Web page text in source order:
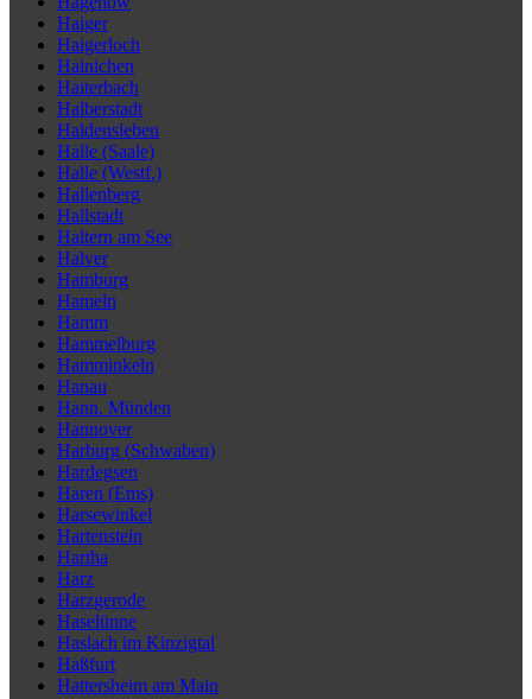
Haiger
Haigerloch
Hainichen
Haiterbach
Halberstadt
Haldensleben
Halle (Saale)
Halle (Westf.)
Hallenberg
Hallstadt
Haltern am See
Halver
Hamburg
Hameln
Hamm
Hammelburg
Hamminkeln
Hanau
Hann. Münden
Hannover
Harburg (Schwaben)
Hardegsen
Haren (Ems)
Harsewinkel
Hartenstein
Hartha
Harz
Harzgerode
Haselünne
Haslach im Kinzigtal
Haßfurt
Hattersheim am Main